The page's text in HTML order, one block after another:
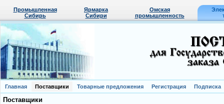
Промышленная
Сибирь
Ярмарка
Сибири
Омская
промышленность
Главная Поставщики Товарные предложения Регистрация Подписка
Поставщики